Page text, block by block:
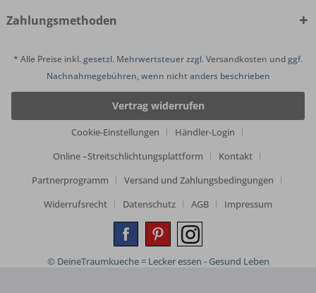
Zahlungsmethoden
* Alle Preise inkl. gesetzl. Mehrwertsteuer zzgl.Versandkosten und ggf.
Nachnahmegebühren, wenn nicht anders beschrieben
Vertrag widerrufen
Cookie-Einstellungen
Händler-Login
Online –Streitschlichtungsplattform
Kontakt
Partnerprogramm
Versand und Zahlungsbedingungen
Widerrufsrecht
Datenschutz AGB Impressum
© DeineTraumkueche = Lecker essen - Gesund Leben